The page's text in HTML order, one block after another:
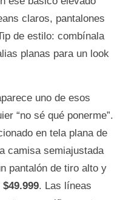
claros, pantalones
de estilo: combínala
planas para un look
uno de esos
“no sé qué ponerme”.
en tela plana de
camisa semiajustada
pantalón de tiro alto y
$49.999. Las líneas